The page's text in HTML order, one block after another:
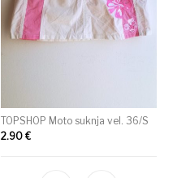
TOPSHOP Moto suknja vel. 36/S
2.90 €